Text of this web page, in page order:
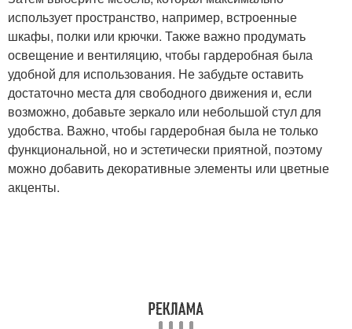
использует пространство, например, встроенные
шкафы, полки или крючки. Также важно продумать
освещение и вентиляцию, чтобы гардеробная была
удобной для использования. Не забудьте оставить
достаточно места для свободного движения и, если
возможно, добавьте зеркало или небольшой стул для
удобства. Важно, чтобы гардеробная была не только
функциональной, но и эстетически приятной, поэтому
можно добавить декоративные элементы или цветные
акценты.